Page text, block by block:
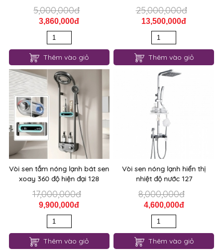
5,000,000đ
3,860,000đ
Thêm vào giỏ
25,000,000đ
13,500,000đ
Thêm vào giỏ
Vòi sen tắm nóng lạnh bát sen
xoay 360 độ hiện đại 128
17,000,000đ
9,900,000đ
Thêm vào giỏ
Vòi sen nóng lạnh hiển thị
nhiệt độ nước 127
8,000,000đ
4,600,000đ
Thêm vào giỏ